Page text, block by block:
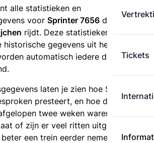
Tickets
alle statistieken en
voor Sprinter 7656 die
van
rijdt. Deze statistieken zijn
gegevens uit het
automatisch iedere dag
laten je zien hoe Sprinter
presteert, en hoe de
twee weken waren. Is deze
of zijn er veel ritten uitgevallen?
een trein eerder nemen als je